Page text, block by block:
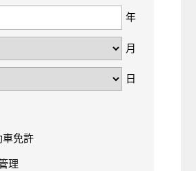
年
月
日
免許
理